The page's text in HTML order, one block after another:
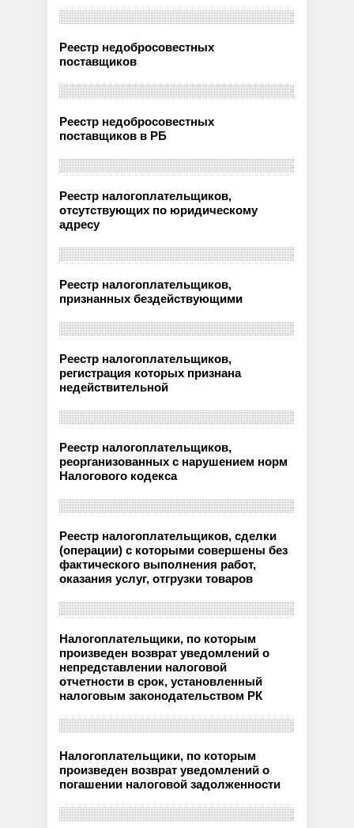
Реестр недобросовестных
поставщиков
Реестр недобросовестных
поставщиков в РБ
Реестр налогоплательщиков,
отсутствующих по юридическому
адресу
Реестр налогоплательщиков,
признанных бездействующими
Реестр налогоплательщиков,
регистрация которых признана
недействительной
Реестр налогоплательщиков,
реорганизованных с нарушением норм
Налогового кодекса
Реестр налогоплательщиков, сделки
(операции) с которыми совершены без
фактического выполнения работ,
оказания услуг, отгрузки товаров
Налогоплательщики, по которым
произведен возврат уведомлений о
непредставлении налоговой
отчетности в срок, установленный
налоговым законодательством РК
Налогоплательщики, по которым
произведен возврат уведомлений о
погашении налоговой задолженности